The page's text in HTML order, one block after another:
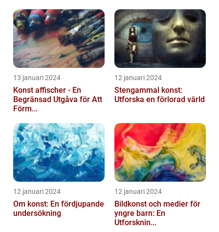
13 januari 2024
Konst affischer - En
Begränsad Utgåva för Att
Förm...
12 januari 2024
Stengammal konst:
Utforska en förlorad värld
12 januari 2024
Om konst: En fördjupande
undersökning
12 januari 2024
Bildkonst och medier för
yngre barn: En
Utforsknin...